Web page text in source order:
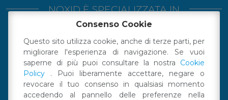
NOXID È SPECIALIZZATA IN
Carpenteria leggera a disegno
Carpenteria leggera industriale
Lavorazione lamiera
Lavorazione lamiera a disegno
Lavorazione lamiera di precisione
Consenso Cookie
Questo sito utilizza cookie, anche di terze parti, per
migliorare l'esperienza di navigazione. Se vuoi
saperne di più puoi consultare la nostra Cookie
Policy . Puoi liberamente accettare, negare o
revocare il tuo consenso in qualsiasi momento
accedendo al pannello delle preferenze nella